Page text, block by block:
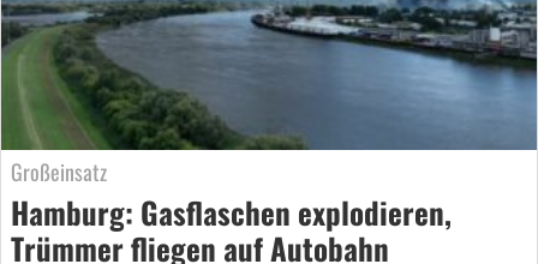
Großeinsatz
Hamburg: Gasflaschen explodieren,
Trümmer fliegen auf Autobahn